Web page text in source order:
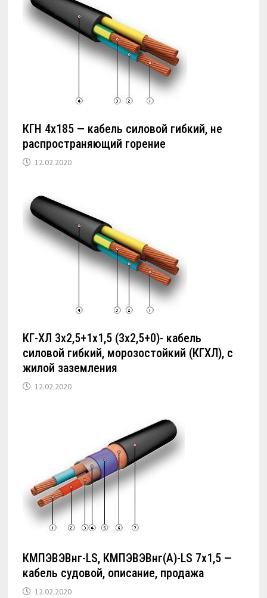
КГН 4х185 — кабель силовой гибкий, не
распространяющий горение
12.02.2020
КГ-ХЛ 3х2,5+1х1,5 (3х2,5+0)- кабель
силовой гибкий, морозостойкий (КГХЛ), с
жилой заземления
12.02.2020
КМПЭВЭВнг-LS, КМПЭВЭВнг(А)-LS 7х1,5 —
кабель судовой, описание, продажа
12.02.2020